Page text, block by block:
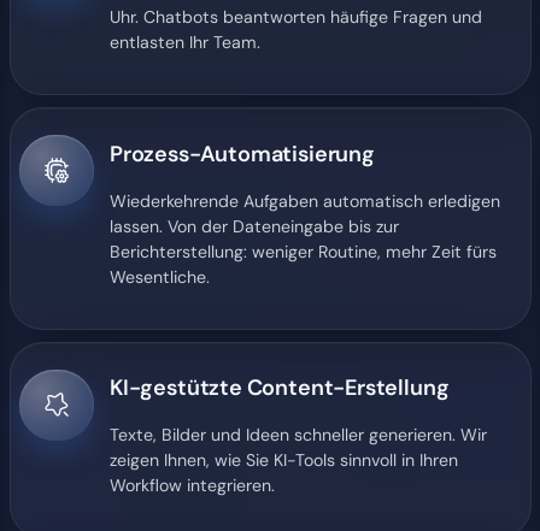
Uhr. Chatbots beantworten häufige Fragen und
entlasten Ihr Team.
Prozess-Automatisierung
Wiederkehrende Aufgaben automatisch erledigen
lassen. Von der Dateneingabe bis zur
Berichterstellung: weniger Routine, mehr Zeit fürs
Wesentliche.
KI-gestützte Content-Erstellung
Texte, Bilder und Ideen schneller generieren. Wir
zeigen Ihnen, wie Sie KI-Tools sinnvoll in Ihren
Workflow integrieren.